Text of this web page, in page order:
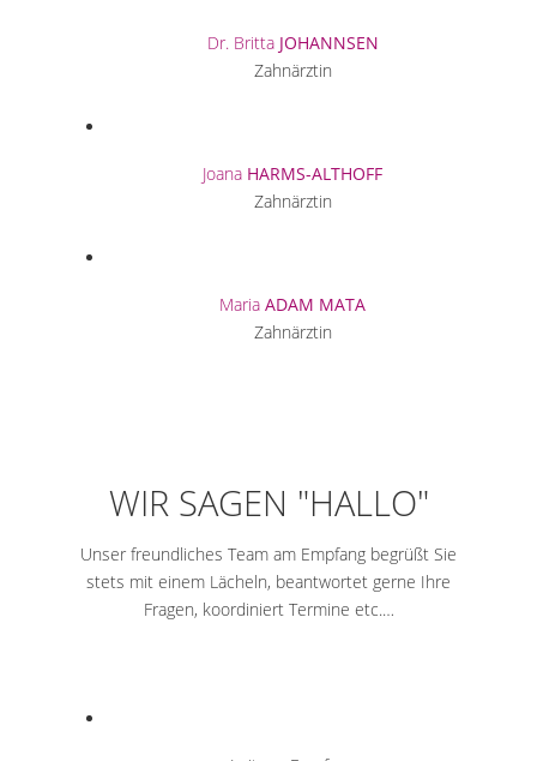
Dr. Britta JOHANNSEN
Zahnärztin
Joana HARMS-ALTHOFF
Zahnärztin
Maria ADAM MATA
Zahnärztin
WIR SAGEN "HALLO"
Unser freundliches Team am Empfang begrüßt Sie
stets mit einem Lächeln, beantwortet gerne Ihre
Fragen, koordiniert Termine etc.…